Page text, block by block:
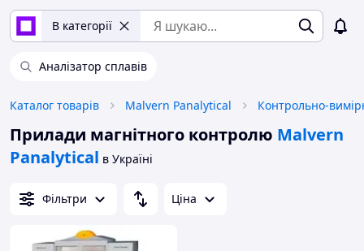
В категорії
Аналізатор сплавів
Каталог товарів Malvern Panalytical Контрольно-
Прилади магнітного контролю Malvern
Panalytical в Україні
Фільтри Ціна